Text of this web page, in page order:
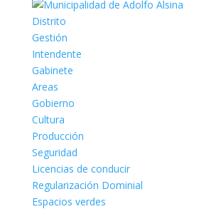
Distrito
Gestión
Intendente
Gabinete
Areas
Gobierno
Cultura
Producción
Seguridad
Licencias de conducir
Regularización Dominial
Espacios verdes